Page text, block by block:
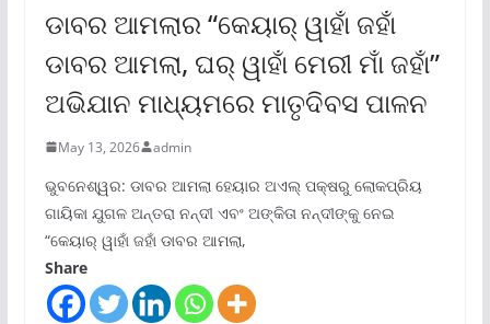
ଡାବର ଆମଲାର “କେୟାର୍ ୱାହାଁ ଜହାଁ
ଡାବର ଆମଲା, ଘର୍ ୱାହାଁ ମେରୀ ମାଁ ଜହାଁ”
ଅଭିଯାନ ମାଧ୍ୟମରେ ମାତୃଦିବସ ପାଳନ
May 13, 2026 admin
ଭୁବନେଶ୍ୱର: ଡାବର ଆମଲା ହେୟାର ଅଏଲ୍ ପକ୍ଷରୁ ଲୋକପ୍ରିୟ
ଗାୟିକା ଯୁଗଳ ଅନ୍ତରା ନନ୍ଦୀ ଏବଂ ଅଙ୍କିତା ନନ୍ଦୀଙ୍କୁ ନେଇ
“କେୟାର୍ ୱାହାଁ ଜହାଁ ଡାବର ଆମଲା,
Share